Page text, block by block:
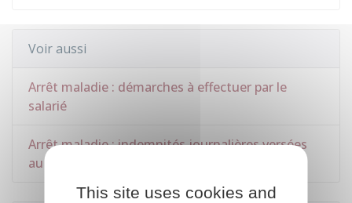
Voir aussi
Arrêt maladie : démarches à effectuer par le
salarié
Arrêt maladie : indemnités journalières versées
au salarié
This site uses cookies and